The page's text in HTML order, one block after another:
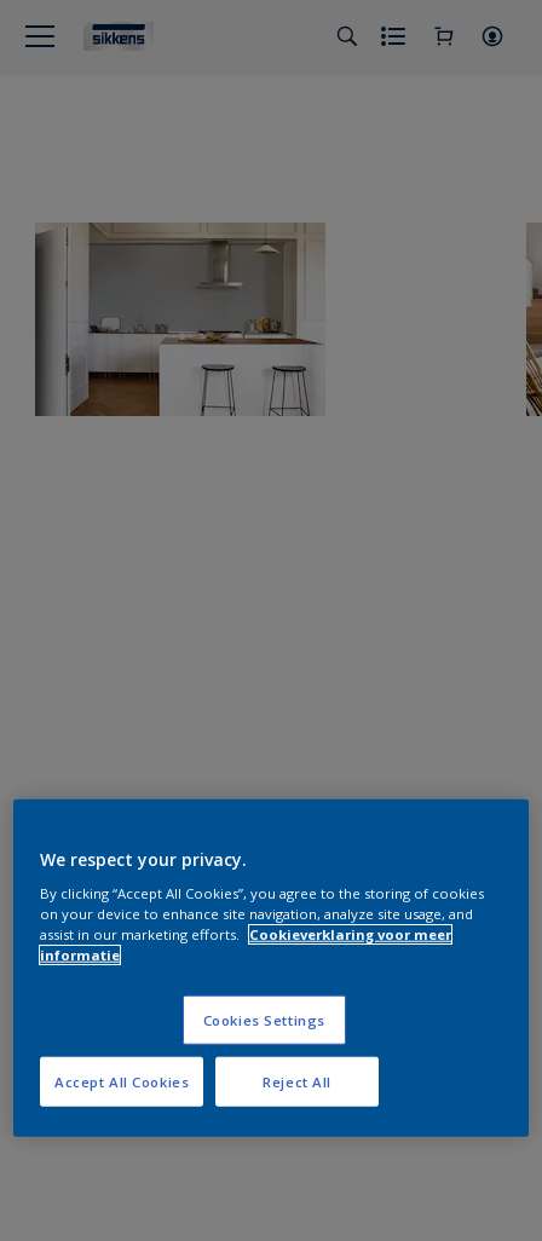
We respect your privacy.
By clicking “Accept All Cookies”, you agree to the storing of cookies
on your device to enhance site navigation, analyze site usage, and
assist in our marketing efforts.
Cookieverklaring voor meer
informatie
Cookies Settings
Reject All
Accept All Cookies